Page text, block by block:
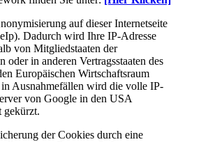
auf dieser Internetseite
Dadurch wird Ihre IP-Adresse
von Mitgliedstaaten der
oder in anderen Vertragsstaaten des
Europäischen Wirtschaftsraum
Ausnahmefällen wird die volle IP-
von Google in den USA
gekürzt.
der Cookies durch eine